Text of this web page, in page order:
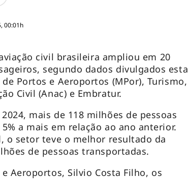
00:01h
civil brasileira ampliou em 20
segundo dados divulgados esta
Portos e Aeroportos (MPor), Turismo,
Civil (Anac) e Embratur.
mais de 118 milhões de pessoas
a mais em relação ao ano anterior.
o setor teve o melhor resultado da
de pessoas transportadas.
Aeroportos, Silvio Costa Filho, os